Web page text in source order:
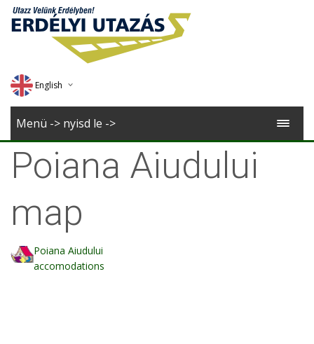
English
Deutsch
Magyar
Romana
Menü -> nyisd le ->
Poiana Aiudului
map
Poiana Aiudului
accomodations